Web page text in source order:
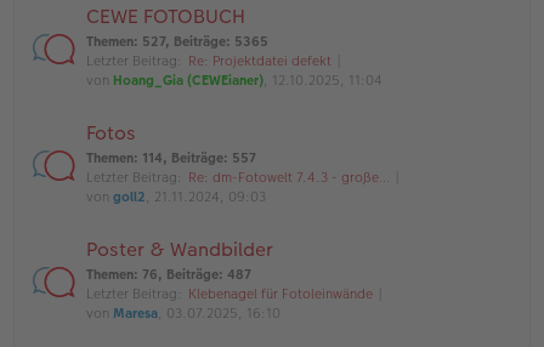
CEWE FOTOBUCH
Themen: 527, Beiträge: 5365
Letzter Beitrag: Re: Projektdatei defekt
von Hoang_Gia (CEWEianer), 12.10.2025, 11:04
Fotos
Themen: 114, Beiträge: 557
Letzter Beitrag: Re: dm-Fotowelt 7.4.3 - große…
von goll2, 21.11.2024, 09:03
Poster & Wandbilder
Themen: 76, Beiträge: 487
Letzter Beitrag: Klebenagel für Fotoleinwände
von Maresa, 03.07.2025, 16:10